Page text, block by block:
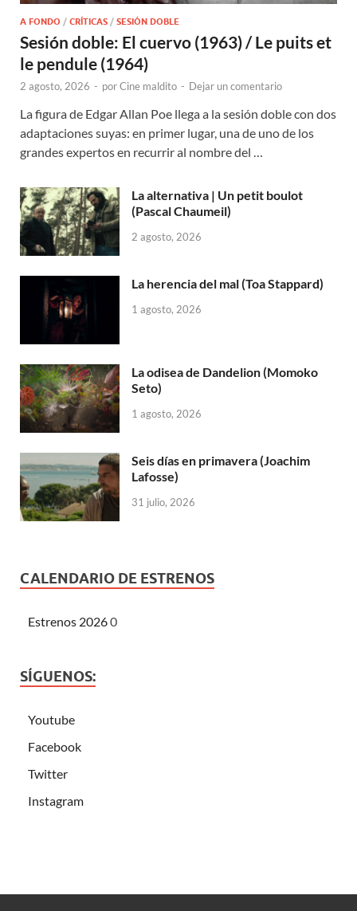
A FONDO / CRÍTICAS / SESIÓN DOBLE
Sesión doble: El cuervo (1963) / Le puits et
le pendule (1964)
2 agosto, 2026 - porCine maldito - Dejar un comentario
La figura de Edgar Allan Poe llega a la sesión doble con dos
adaptaciones suyas: en primer lugar, una de uno de los
grandes expertos en recurrir al nombre del …
La alternativa | Un petit boulot
(Pascal Chaumeil)
2 agosto, 2026
La herencia del mal (Toa Stappard)
1 agosto, 2026
La odisea de Dandelion (Momoko
Seto)
1 agosto, 2026
Seis días en primavera (Joachim
Lafosse)
31 julio, 2026
CALENDARIO DE ESTRENOS
Estrenos 20260
SÍGUENOS:
Youtube
Facebook
Twitter
Instagram